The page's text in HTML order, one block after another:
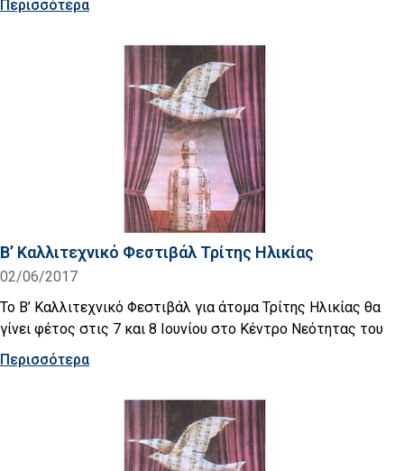
Περισσότερα
Β’ Καλλιτεχνικό Φεστιβάλ Τρίτης Ηλικίας
02/06/2017
Το Β’ Καλλιτεχνικό Φεστιβάλ για άτομα Τρίτης Ηλικίας θα
γίνει φέτος στις 7 και 8 Ιουνίου στο Κέντρο Νεότητας του
Περισσότερα